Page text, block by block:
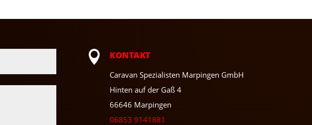
 KONTAKT
Caravan Spezialisten Marpingen GmbH
Hinten auf der Gaß 4
66646 Marpingen
06853 9141881